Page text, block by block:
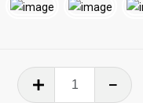
deportivo